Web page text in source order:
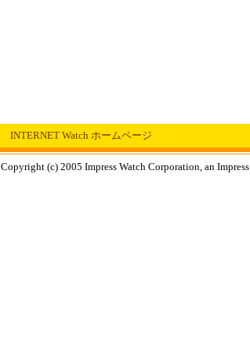
INTERNET Watch ホームページ
Copyright (c) 2005 Impress Watch Corporation, an